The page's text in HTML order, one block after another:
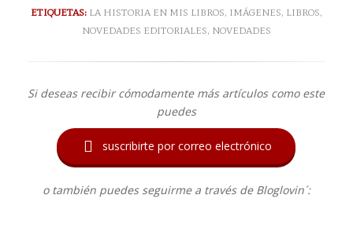
ETIQUETAS: LA HISTORIA EN MIS LIBROS, IMÁGENES, LIBROS,
NOVEDADES EDITORIALES, NOVEDADES
Si deseas recibir cómodamente más artículos como este
puedes
 suscribirte por correo electrónico
o también puedes seguirme a través de Bloglovin´: